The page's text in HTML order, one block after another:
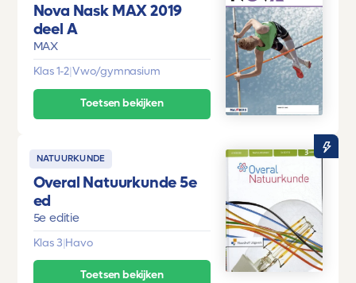
Nova Nask MAX 2019
deel A
MAX
Klas 1-2|Vwo/gymnasium
Toetsen bekijken
NATUURKUNDE
Overal Natuurkunde 5e
ed
5e editie
Klas 3|Havo
Toetsen bekijken